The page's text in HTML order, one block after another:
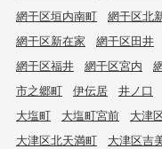
網干区垣内南町
網干区北
網干区新在家
網干区田井
網干区福井
網干区宮内
市之郷町
伊伝居 井ノ口
大塩町
大塩町宮前 大津
大津区北天満町
大津区吉